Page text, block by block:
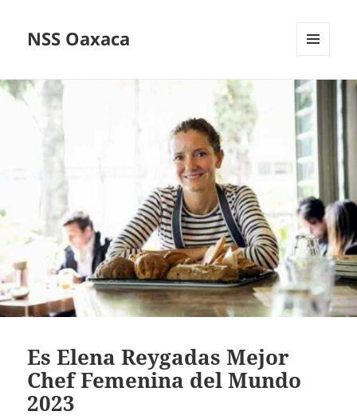
NSS Oaxaca
WIDGETS
Es Elena Reygadas Mejor
Chef Femenina del Mundo
2023